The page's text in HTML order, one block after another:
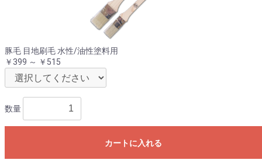
豚毛 目地刷毛 水性/油性塗料用
￥399 ～ ￥515
数量
カートに入れる